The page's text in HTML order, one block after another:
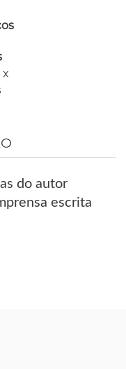
x
do autor
escrita